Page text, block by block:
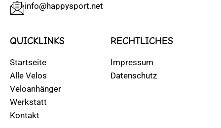
info@happysport.net
QUICKLINKS
Startseite
Alle Velos
Veloanhänger
Werkstatt
Kontakt
RECHTLICHES
Impressum
Datenschutz